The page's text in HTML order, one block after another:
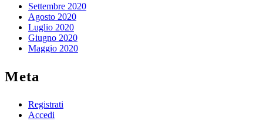
Settembre 2020
Agosto 2020
Luglio 2020
Giugno 2020
Maggio 2020
Meta
Registrati
Accedi